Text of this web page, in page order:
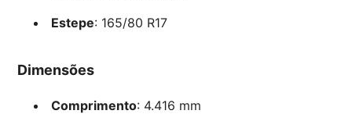
Estepe: 165/80 R17
Dimensões
Comprimento: 4.416 mm